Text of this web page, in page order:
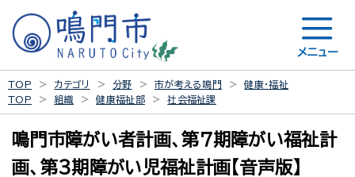
メニュー
TOP カテゴリ 分野 市が考える鳴門
健康・福祉
TOP
組織 健康福祉部 社会福祉課
鳴門市障がい者計画、第７期障がい福祉計
画、第３期障がい児福祉計画【音声版】